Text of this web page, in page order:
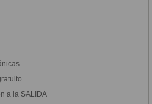
a la SALIDA